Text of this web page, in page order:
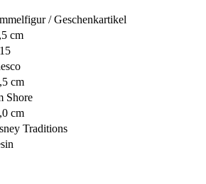
/ Geschenkartikel
cm
cm
Shore
cm
Traditions